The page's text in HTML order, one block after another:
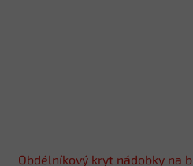
Obdélníkový kryt nádobky na